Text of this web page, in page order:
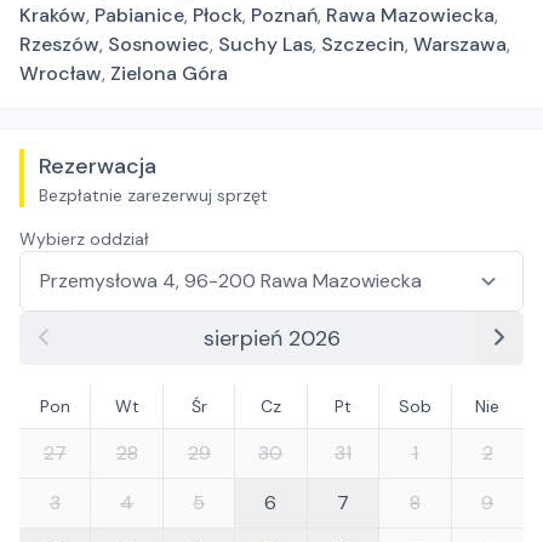
Kraków, Pabianice, Płock, Poznań, Rawa Mazowiecka,
Rzeszów, Sosnowiec, Suchy Las, Szczecin,Warszawa,
Wrocław, Zielona Góra
Rezerwacja
Bezpłatnie zarezerwuj sprzęt
Wybierz oddział
sierpień 2026
Pon Wt Śr Cz Pt Sob Nie
27 28 29 30 31 1
2
3
4 5 6 7 8
9